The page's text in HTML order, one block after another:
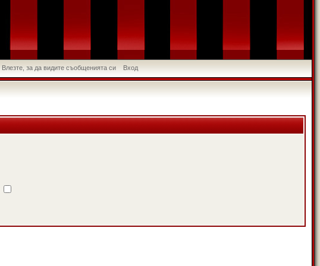
Влезте, за да видите съобщенията си Вход